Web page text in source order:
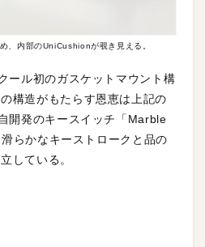
、内部のUniCushionが覗き見える。
ール初のガスケットマウント構
構造がもたらす恩恵は上記の
開発のキースイッチ「Marble
らかなキーストロークと品の
している。